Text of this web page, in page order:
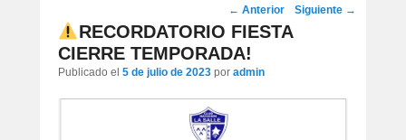
Navegación
por
los
artículos
← Anterior Siguiente →
RECORDATORIO FIESTA
CIERRE TEMPORADA!
Publicado el 5 de julio de 2023 por admin